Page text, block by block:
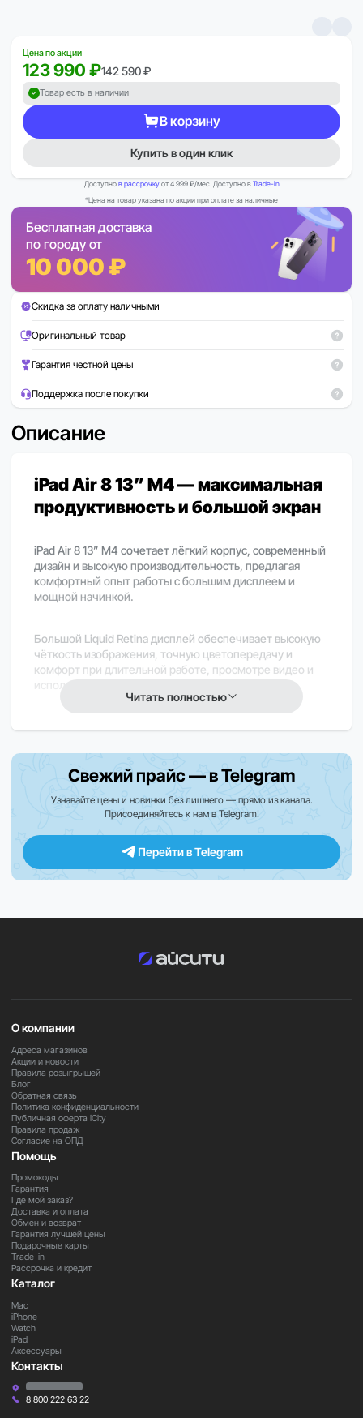
Цена по акции
123 990 ₽142 590 ₽
Товар есть в наличии
В корзину
Купить в один клик
Доступнов рассрочкуот 4 999 ₽/мес. Доступно вTrade-in
*Цена на товар указана по акции при оплате за наличные
Бесплатная доставка
по городу от
10 000 ₽
Скидка за оплату наличными
Оригинальный товар
Гарантия честной цены
Поддержка после покупки
Описание
iPad Air 8 13” M4 — максимальная
продуктивность и большой экран
iPad Air 8 13” M4 сочетает лёгкий корпус, современный
дизайн и высокую производительность, предлагая
комфортный опыт работы с большим дисплеем и
мощной начинкой.
Большой Liquid Retina дисплей обеспечивает высокую
чёткость изображения, точную цветопередачу и
комфорт при длительной работе, просмотре видео и
использовании приложений.
производительность в графических и ресурсоёмких
задачах.
Устройство подходит для профессиональной работы,
использования, обеспечивая стабильную работу
файлы, приложения, фото и видео без необходимости
Важно
и приложения могут быть недоступны. Для уточнения
информации обратитесь к нашим менеджерам.
Закажите прямо сейчас
Оформите заказ на iPad Air 8 13” M4 уже сегодня и
получите большой и мощный планшет для
продуктивной работы, творчества и развлечений.
Читать полностью
Свежий прайс — в Telegram
Узнавайте цены и новинки без лишнего — прямо из канала.
Присоединяйтесь к нам в Telegram!
Перейти в Telegram
О компании
Адреса магазинов
Акции и новости
Правила розыгрышей
Блог
Обратная связь
Политика конфиденциальности
Публичная оферта iCity
Правила продаж
Согласие на ОПД
Помощь
Промокоды
Гарантия
Где мой заказ?
Доставка и оплата
Обмен и возврат
Гарантия лучшей цены
Подарочные карты
Trade-in
Рассрочка и кредит
Каталог
Mac
iPhone
Watch
iPad
Аксессуары
Контакты
8 800 222 63 22